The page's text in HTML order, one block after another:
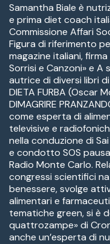
Samantha Biale è
e prima diet coach
Commissione Affari
Figura di riferimento
magazine italiani,
Sorrisi e Canzoni» e A
autrice di diversi libri
DIETA FURBA (Oscar
DIMAGRIRE
come esperta di
televisive e
nella conduzione di
e condotto SOS
Radio Monte Carlo.
congressi scientifici
benessere, svolge
alimentari e
tematiche green, si è
quattrozampe» di
anche un’esperta di